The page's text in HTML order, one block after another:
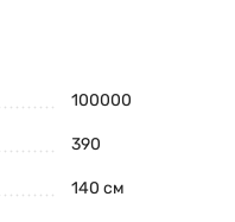
100000
390
140 см